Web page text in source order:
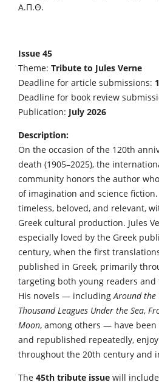
Α.Π.Θ.
Issue 45
Theme: Tribute to Jules Verne
Deadline for article submissions:
Deadline for book review
Publication: July 2026
Description:
On the occasion of the 120th
death (1905–2025), the
community honors the author
of imagination and science
timeless, beloved, and relevant,
Greek cultural production. Jules
especially loved by the Greek
century, when the first
published in Greek, primarily
targeting both young readers
His novels — includingAround the
Thousand Leagues Under the Sea,
Moon, among others — have
and republished repeatedly,
throughout the 20th century and
The 45th tribute issue will